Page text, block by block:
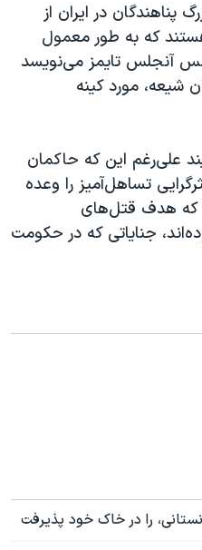
پناهندگان در ایران از
هستند که به طور معمول
آنجلس تایمز می‌نویسد
شیعه، مورد کینه
علی‌رغم این که حاکمان
تساهل‌آمیز را وعده‌
که هدف قتل‌های
جنایاتی که در حکومت
را در خاک خود پذیرفت